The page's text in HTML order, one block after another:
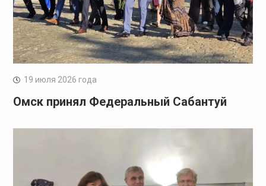
19 июля 2026 года
Омск принял Федеральный Сабантуй